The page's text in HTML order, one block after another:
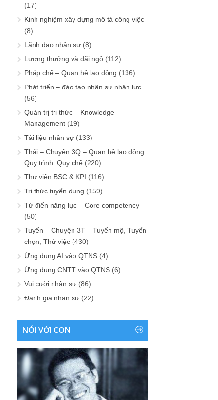
(17)
Kinh nghiệm xây dựng mô tả công việc
(8)
Lãnh đạo nhân sự (8)
Lương thưởng và đãi ngộ (112)
Pháp chế – Quan hệ lao động (136)
Phát triển – đào tạo nhân sự nhân lực
(56)
Quản trị tri thức – Knowledge
Management (19)
Tài liệu nhân sự (133)
Thải – Chuyện 3Q – Quan hệ lao động,
Quy trình, Quy chế (220)
Thư viện BSC & KPI (116)
Tri thức tuyển dụng (159)
Từ điển năng lực – Core competency
(50)
Tuyển – Chuyện 3T – Tuyển mộ, Tuyển
chọn, Thử việc (430)
Ứng dụng AI vào QTNS (4)
Ứng dụng CNTT vào QTNS (6)
Vui cười nhân sự (86)
Đánh giá nhân sự (22)
NÓI VỚI CON